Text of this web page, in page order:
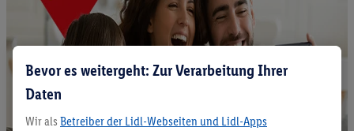
Bevor es weitergeht: Zur Verarbeitung Ihrer
Daten
Wir als Betreiber der Lidl-Webseiten und Lidl-Apps